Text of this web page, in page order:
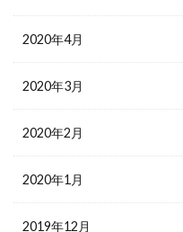
2020年4月
2020年3月
2020年2月
2020年1月
2019年12月